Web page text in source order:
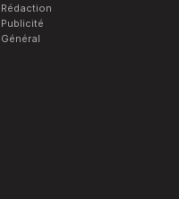
Rédaction
Publicité
Général